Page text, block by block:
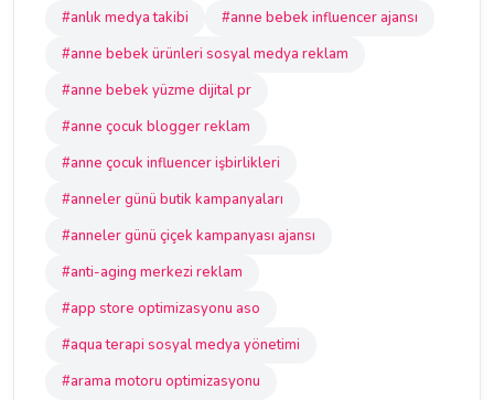
#anlık medya takibi
#anne bebek influencer ajansı
#anne bebek ürünleri sosyal medya reklam
#anne bebek yüzme dijital pr
#anne çocuk blogger reklam
#anne çocuk influencer işbirlikleri
#anneler günü butik kampanyaları
#anneler günü çiçek kampanyası ajansı
#anti-aging merkezi reklam
#app store optimizasyonu aso
#aqua terapi sosyal medya yönetimi
#arama motoru optimizasyonu